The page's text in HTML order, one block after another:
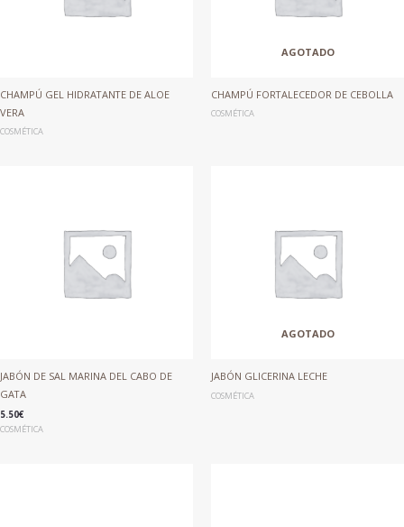
CHAMPÚ GEL HIDRATANTE DE ALOE
VERA
COSMÉTICA
AGOTADO
CHAMPÚ FORTALECEDOR DE CEBOLLA
COSMÉTICA
JABÓN DE SAL MARINA DEL CABO DE
GATA
5.50€
COSMÉTICA
AGOTADO
JABÓN GLICERINA LECHE
COSMÉTICA